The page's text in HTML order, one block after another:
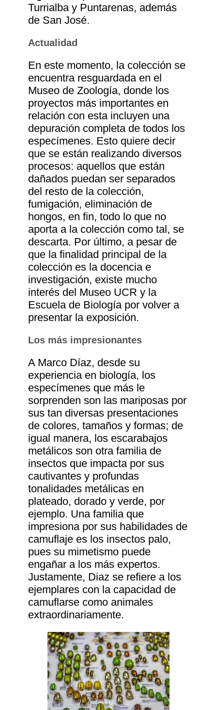
Turrialba y Puntarenas, además
de San José.
Actualidad
En este momento, la colección se
encuentra resguardada en el
Museo de Zoología, donde los
proyectos más importantes en
relación con esta incluyen una
depuración completa de todos los
especímenes. Esto quiere decir
que se están realizando diversos
procesos: aquellos que están
dañados puedan ser separados
del resto de la colección,
fumigación, eliminación de
hongos, en fin, todo lo que no
aporta a la colección como tal, se
descarta. Por último, a pesar de
que la finalidad principal de la
colección es la docencia e
investigación, existe mucho
interés del Museo UCR y la
Escuela de Biología por volver a
presentar la exposición.
Los más impresionantes
A Marco Díaz, desde su
experiencia en biología, los
especímenes que más le
sorprenden son las mariposas por
sus tan diversas presentaciones
de colores, tamaños y formas; de
igual manera, los escarabajos
metálicos son otra familia de
insectos que impacta por sus
cautivantes y profundas
tonalidades metálicas en
plateado, dorado y verde, por
ejemplo. Una familia que
impresiona por sus habilidades de
camuflaje es los insectos palo,
pues su mimetismo puede
engañar a los más expertos.
Justamente, Diaz se refiere a los
ejemplares con la capacidad de
camuflarse como animales
extraordinariamente.